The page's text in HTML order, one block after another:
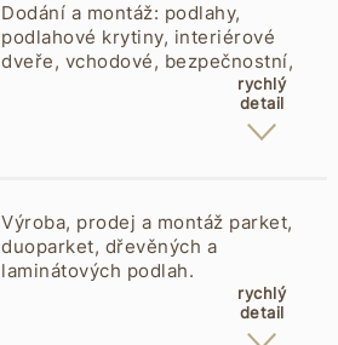
Dodání a montáž: podlahy,
podlahové krytiny, interiérové
dveře, vchodové, bezpečnostní,
laminátové plovoucí podlahy,
dřevěné, vinylové, korkové,
Quick-Step, Climax.
rychlý
detail
Výroba, prodej a montáž parket,
duoparket, dřevěných a
laminátových podlah.
rychlý
detail